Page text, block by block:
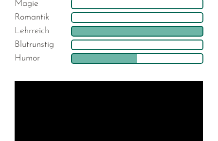
Magie
Romantik
Lehrreich
Blutrunstig
Humor